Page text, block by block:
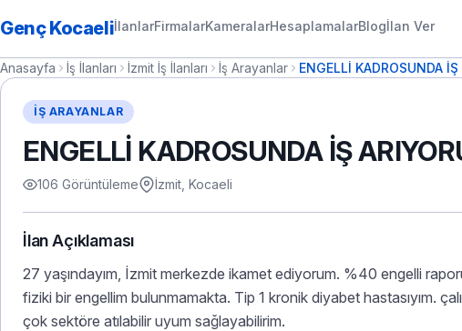
Genç KocaeliİlanlarFirmalarKameralarHesaplamalarBlogİlan Ver
Anasayfa İş İlanları İzmit İş İlanları İş Arayanlar ENGELLİ KADROSUNDA
İŞ ARAYANLAR
ENGELLİ KADROSUNDA İŞ
106 Görüntüleme İzmit, Kocaeli
İlan Açıklaması
27 yaşındayım, İzmit merkezde ikamet ediyorum. %40 engelli
fiziki bir engellim bulunmamakta. Tip 1 kronik diyabet hastasıyım.
çok sektöre atılabilir uyum sağlayabilirim.